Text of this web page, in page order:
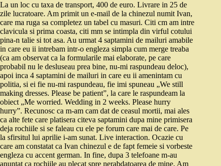
La un loc cu taxa de transport, 400 de euro. Livrare in 25 de
zile lucratoare. Am primit un e-mail de la chinezul numit Ivan,
care ma ruga sa completez un tabel cu masuri. Citi cm am intre
clavicula si prima coasta, citi mm se intimpla din virful cotului
pina-n talie si tot asa. Au urmat 4 saptamini de mailuri amabile
in care eu ii intrebam intr-o engleza simpla cum merge treaba
(ca am observat ca la formularile mai elaborate, pe care
probabil nu le desluseau prea bine, nu-mi raspundeau deloc),
apoi inca 4 saptamini de mailuri in care eu ii amenintam cu
politia, si ei fie nu-mi raspundeau, fie imi spuneau „We still
making dresses. Please be patient”, la care le raspundeam la
obiect „Me worried. Wedding in 2 weeks. Please hurry
hurry”. Recunosc ca m-am cam dat de ceasul mortii, mai ales
ca alte fete care platisera citeva saptamini dupa mine primisera
deja rochiile si se faleau cu ele pe forum care mai de care. Pe
la sfirsitul lui aprilie i-am sunat. Live interaction. Ocazie cu
care am constatat ca Ivan chinezul e de fapt femeie si vorbeste
engleza cu accent german. In fine, dupa 3 telefoane m-au
anuntat ca rochiile au plecat spre nerabdatoarea de mine. Am